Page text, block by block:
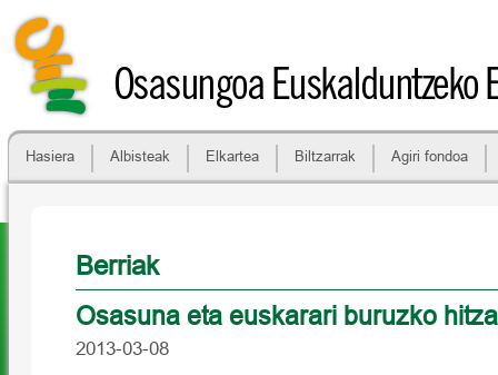
Osasungoa Euskalduntzeko
Hasiera Albisteak Elkartea Biltzarrak Agiri fondoa
Berriak
Osasuna eta euskarari buruzko
2013-03-08